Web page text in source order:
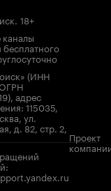
. 18+
(ИНН
адрес
115035,
ул.
д. 82, стр. 2,
Проект